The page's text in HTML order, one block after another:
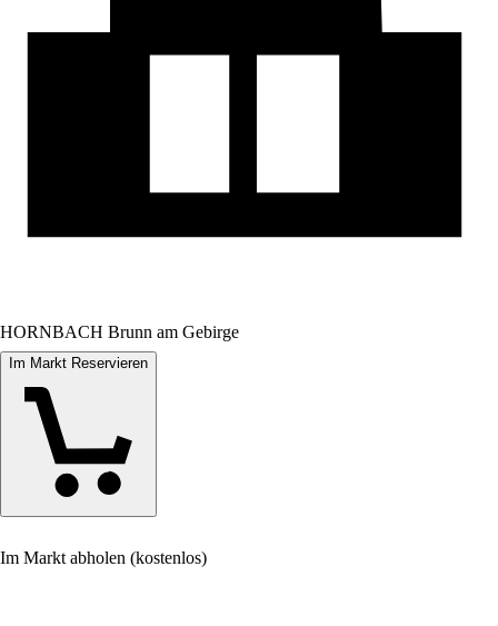
HORNBACH Brunn am Gebirge
Im Markt Reservieren
Im Markt abholen (kostenlos)